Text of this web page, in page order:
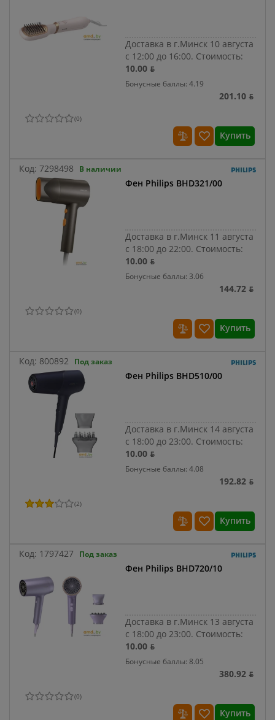
Доставка в г.Минск 10 августа
с 12:00 до 16:00. Стоимость:
10.00 ƃ
Бонусные баллы: 4.19
201.10 ƃ
(0)
Купить
Код: 7298498 В наличии
Фен Philips BHD321/00
Доставка в г.Минск 11 августа
с 18:00 до 22:00. Стоимость:
10.00 ƃ
Бонусные баллы: 3.06
144.72 ƃ
(0)
Купить
Код: 800892 Под заказ
Фен Philips BHD510/00
Доставка в г.Минск 14 августа
с 18:00 до 23:00. Стоимость:
10.00 ƃ
Бонусные баллы: 4.08
192.82 ƃ
(2)
Купить
Код: 1797427 Под заказ
Фен Philips BHD720/10
Доставка в г.Минск 13 августа
с 18:00 до 23:00. Стоимость:
10.00 ƃ
Бонусные баллы: 8.05
380.92 ƃ
(0)
Купить